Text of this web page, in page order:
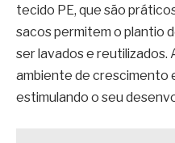
tecido PE, que são
sacos permitem o plantio
ser lavados e reutilizados.
ambiente de crescimento
estimulando o seu